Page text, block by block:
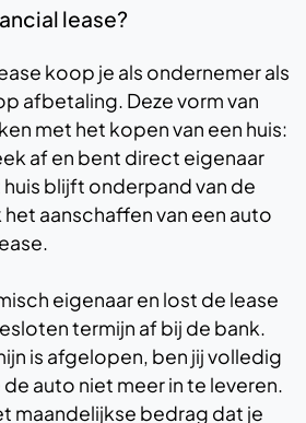
lease?
koop je als ondernemer als
afbetaling. Deze vorm van
met het kopen van een huis:
af en bent direct eigenaar
blijft onderpand van de
aanschaffen van een auto
eigenaar en lost de lease
termijn af bij de bank.
is afgelopen, ben jij volledig
auto niet meer in te leveren.
maandelijkse bedrag dat je